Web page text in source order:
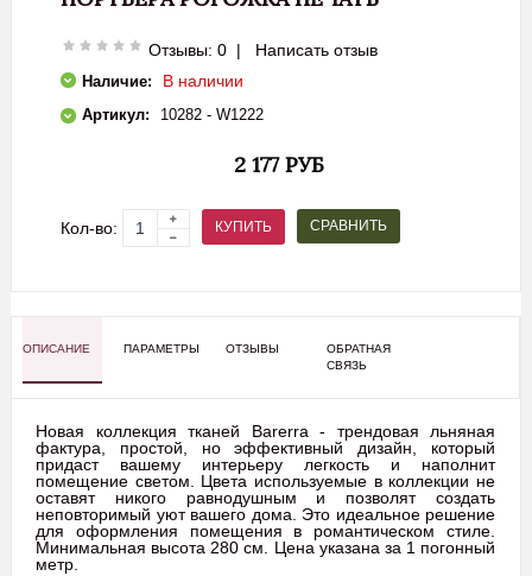
Отзывы: 0 | Написать отзыв
Наличие: В наличии
Артикул: 10282 - W1222
2 177 РУБ
Кол-во: КУПИТЬ СРАВНИТЬ
ОПИСАНИЕ ПАРАМЕТРЫ ОТЗЫВЫ
ОБРАТНАЯ
СВЯЗЬ
Новая коллекция тканей Barerra - трендовая льняная
фактура, простой, но эффективный дизайн, который
придаст вашему интерьеру легкость и наполнит
помещение светом. Цвета используемые в коллекции не
оставят никого равнодушным и позволят создать
неповторимый уют вашего дома. Это идеальное решение
для оформления помещения в романтическом стиле.
Минимальная высота 280 см. Цена указана за 1 погонный
метр.